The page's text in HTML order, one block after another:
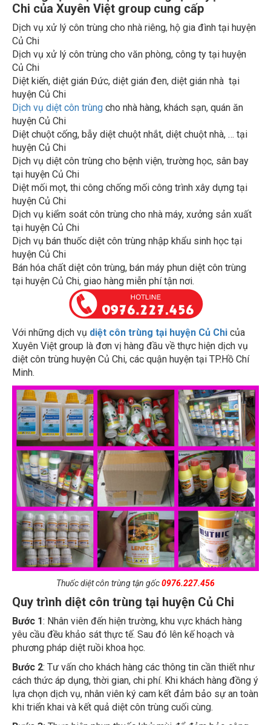
Dịch vụ xử lý côn trùng cho nhà riêng, hộ gia đình tại huyện
Củ Chi
Dịch vụ xử lý côn trùng cho văn phòng, công ty tại huyện
Củ Chi
Diệt kiến, diệt gián Đức, diệt gián đen, diệt gián nhà tại
huyện Củ Chi
Dịch vụ diệt côn trùng
cho nhà hàng, khách sạn, quán ăn
huyện Củ Chi
Diệt chuột cống, bẫy diệt chuột nhắt, diệt chuột nhà, … tại
huyện Củ Chi
Dịch vụ diệt côn trùng cho bệnh viện, trường học, sân bay
tại huyện Củ Chi
Diệt mối mọt, thi công chống mối công trình xây dựng tại
huyện Củ Chi
Dịch vụ kiểm soát côn trùng cho nhà máy, xưởng sản xuất
tại huyện Củ Chi
Dịch vụ bán thuốc diệt côn trùng nhập khẩu sinh học tại
huyện Củ Chi
Bán hóa chất diệt côn trùng, bán máy phun diệt côn trùng
tại huyện Củ Chi, giao hàng miễn phí tận nơi.
Với những dịch vụ diệt côn trùng tại huyện Củ Chi của
Xuyên Việt group là đơn vị hàng đầu về thực hiện dịch vụ
diệt côn trùng huyện Củ Chi, các quận huyện tại TP.Hồ Chí
Minh.
Thuốc diệt côn trùng tận gốc
Quy trình diệt côn trùng tại huyện Củ Chi
Bước 1 : Nhân viên đến hiện trường, khu vực khách hàng
yêu cầu đều khảo sát thực tế. Sau đó lên kế hoạch và
phương pháp diệt ruồi khoa học.
Bước 2 : Tư vấn cho khách hàng các thông tin cần thiết như
cách thức áp dụng, thời gian, chi phí. Khi khách hàng đồng ý
lựa chọn dịch vụ, nhân viên ký cam kết đảm bảo sự an toàn
khi triển khai và kết quả diệt côn trùng cuối cùng.
Bước 3: Thực hiện phun thuốc khử mùi để đảm bảo công